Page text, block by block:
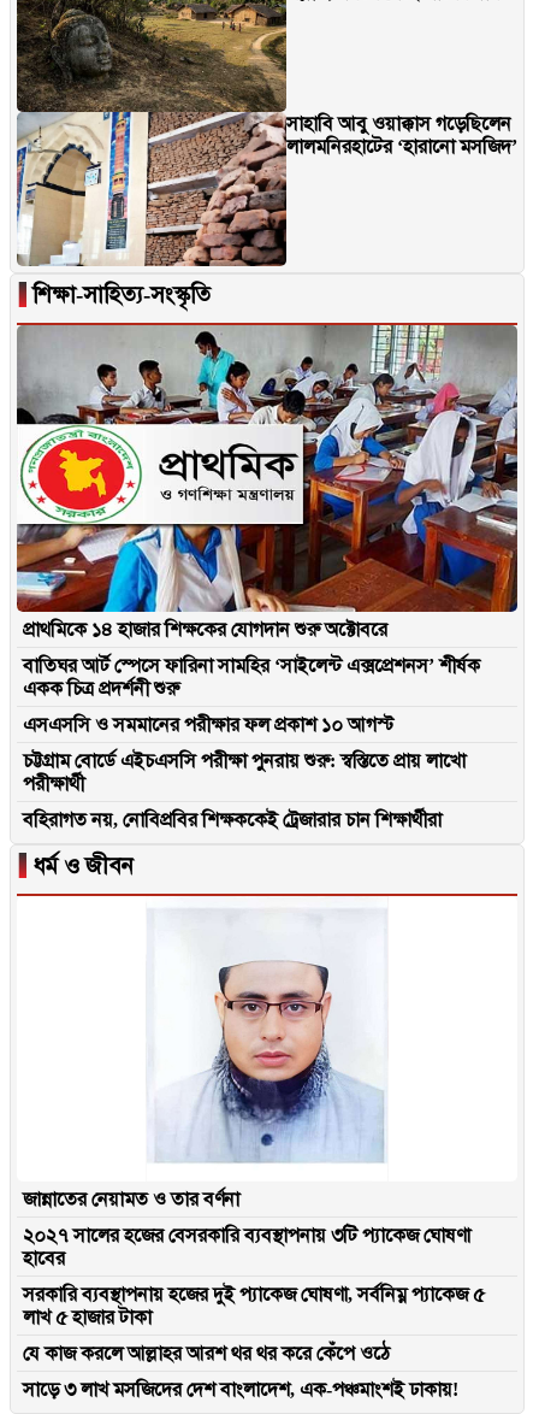
সাহাবি আবু ওয়াক্কাস গড়েছিলেন
লালমনিরহাটের ‘হারানো মসজিদ’
▐শিক্ষা-সাহিত্য-সংস্কৃতি
প্রাথমিকে ১৪ হাজার শিক্ষকের যোগদান শুরু অক্টোবরে
বাতিঘর আর্ট স্পেসে ফারিনা সামহির ‘সাইলেন্ট এক্সপ্রেশনস’ শীর্ষক
একক চিত্র প্রদর্শনী শুরু
এসএসসি ও সমমানের পরীক্ষার ফল প্রকাশ ১০ আগস্ট
চট্টগ্রাম বোর্ডে এইচএসসি পরীক্ষা পুনরায় শুরু: স্বস্তিতে প্রায় লাখো
পরীক্ষার্থী
বহিরাগত নয়, নোবিপ্রবির শিক্ষককেই ট্রেজারার চান শিক্ষার্থীরা
▐ ধর্ম ও জীবন
জান্নাতের নেয়ামত ও তার বর্ণনা
২০২৭ সালের হজের বেসরকারি ব্যবস্থাপনায় ৩টি প্যাকেজ ঘোষণা
হাবের
সরকারি ব্যবস্থাপনায় হজের দুই প্যাকেজ ঘোষণা, সর্বনিম্ন প্যাকেজ ৫
লাখ ৫ হাজার টাকা
যে কাজ করলে আল্লাহর আরশ থর থর করে কেঁপে ওঠে
সাড়ে ৩ লাখ মসজিদের দেশ বাংলাদেশ, এক-পঞ্চমাংশই ঢাকায়!